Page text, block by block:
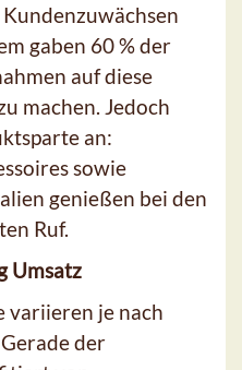
gaben 60 % der
auf diese
machen. Jedoch
an:
sowie
genießen bei den
Ruf.
Umsatz
variieren je nach
der